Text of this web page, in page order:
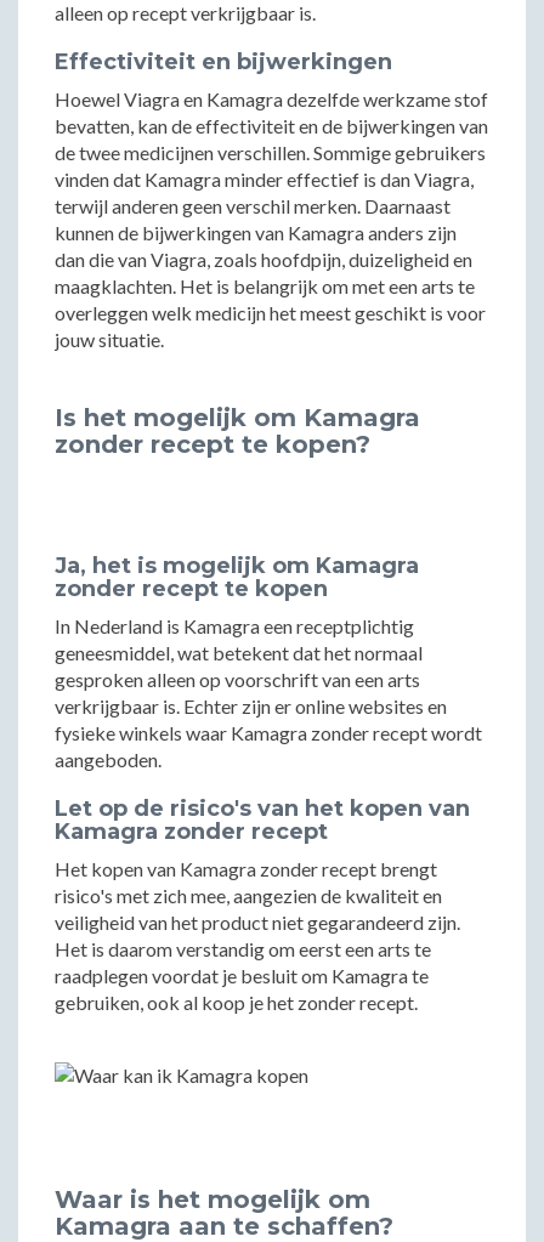
alleen op recept verkrijgbaar is.
Effectiviteit en bijwerkingen
Hoewel Viagra en Kamagra dezelfde werkzame stof
bevatten, kan de effectiviteit en de bijwerkingen van
de twee medicijnen verschillen. Sommige gebruikers
vinden dat Kamagra minder effectief is dan Viagra,
terwijl anderen geen verschil merken. Daarnaast
kunnen de bijwerkingen van Kamagra anders zijn
dan die van Viagra, zoals hoofdpijn, duizeligheid en
maagklachten. Het is belangrijk om met een arts te
overleggen welk medicijn het meest geschikt is voor
jouw situatie.
Is het mogelijk om Kamagra
zonder recept te kopen?
Ja, het is mogelijk om Kamagra
zonder recept te kopen
In Nederland is Kamagra een receptplichtig
geneesmiddel, wat betekent dat het normaal
gesproken alleen op voorschrift van een arts
verkrijgbaar is. Echter zijn er online websites en
fysieke winkels waar Kamagra zonder recept wordt
aangeboden.
Let op de risico's van het kopen van
Kamagra zonder recept
Het kopen van Kamagra zonder recept brengt
risico's met zich mee, aangezien de kwaliteit en
veiligheid van het product niet gegarandeerd zijn.
Het is daarom verstandig om eerst een arts te
raadplegen voordat je besluit om Kamagra te
gebruiken, ook al koop je het zonder recept.
Waar is het mogelijk om
Kamagra aan te schaffen?